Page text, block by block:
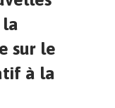
la
sur le
à la